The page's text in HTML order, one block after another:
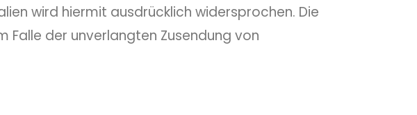
wird hiermit ausdrücklich widersprochen. Die
Falle der unverlangten Zusendung von